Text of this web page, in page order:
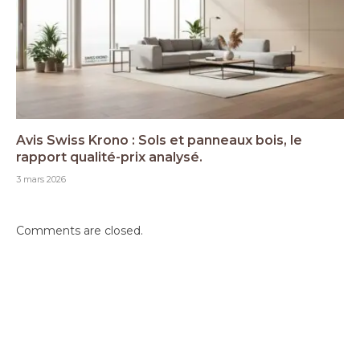
Avis Swiss Krono : Sols et panneaux bois, le
rapport qualité-prix analysé.
3 mars 2026
Comments are closed.